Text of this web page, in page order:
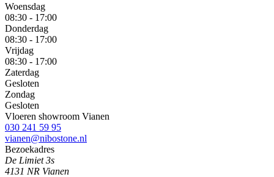
Woensdag
08:30 - 17:00
Donderdag
08:30 - 17:00
Vrijdag
08:30 - 17:00
Zaterdag
Gesloten
Zondag
Gesloten
Vloeren showroom Vianen
030 241 59 95
vianen@nibostone.nl
Bezoekadres
De Limiet 3s
4131 NR Vianen